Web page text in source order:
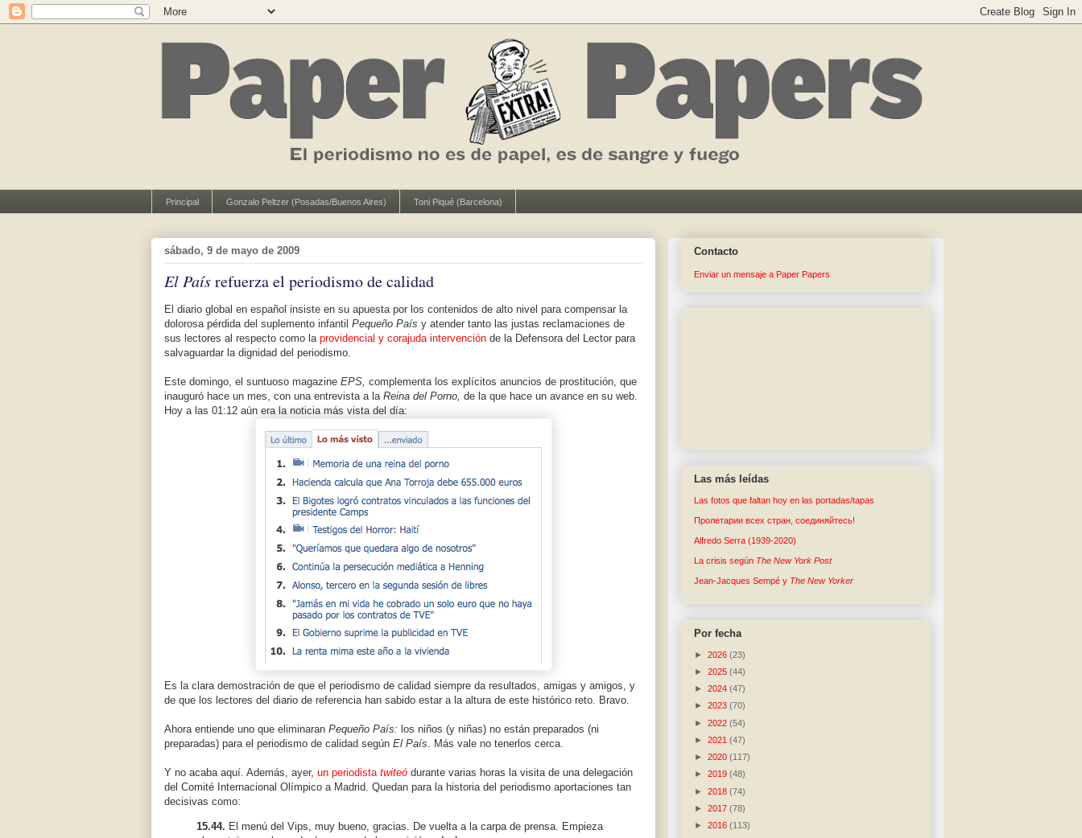
Principal Gonzalo Peltzer (Posadas/Buenos Aires) Toni Piqué (Barcelona)
sábado, 9 de mayo de 2009
El Paísrefuerza el periodismo de calidad
El diario global en español insiste en su apuesta por los contenidos de alto nivel para compensar la
dolorosa pérdida del suplemento infantil Pequeño País y atender tanto las justas reclamaciones de
sus lectores al respecto como la providencial y corajuda intervención de la Defensora del Lector para
salvaguardar la dignidad del periodismo.
Este domingo, el suntuoso magazine EPS, complementa los explícitos anuncios de prostitución, que
inauguró hace un mes, con una entrevista a la Reina del Porno, de la que hace un avance en su web.
Hoy a las 01:12 aún era la noticia más vista del día:
Es la clara demostración de que el periodismo de calidad siempre da resultados, amigas y amigos, y
de que los lectores del diario de referencia han sabido estar a la altura de este histórico reto. Bravo.
Ahora entiende uno que eliminaran Pequeño País: los niños (y niñas) no están preparados (ni
preparadas) para el periodismo de calidad según El País. Más vale no tenerlos cerca.
Y no acaba aquí. Además, ayer, un periodista twiteó durante varias horas la visita de una delegación
del Comité Internacional Olímpico a Madrid. Quedan para la historia del periodismo aportaciones tan
decisivas como:
15.44. El menú del Vips, muy bueno, gracias. De vuelta a la carpa de prensa. Empieza
Contacto
Enviar un mensaje a Paper Papers
Las más leídas
Las fotos que faltan hoy en las portadas/tapas
Пролетарии всех стран, соединяйтесь!
Alfredo Serra (1939-2020)
La crisis según The New York Post
Jean-Jacques Sempé y The New Yorker
Por fecha
► 2026 (23)
► 2025 (44)
► 2024 (47)
► 2023 (70)
► 2022 (54)
► 2021 (47)
► 2020 (117)
► 2019 (48)
► 2018 (74)
► 2017 (78)
► 2016 (113)